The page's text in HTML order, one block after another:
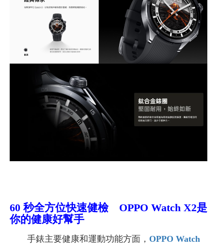
60 秒全方位快速健檢 OPPO Watch X2是
你的健康好幫手
手錶主要健康和運動功能方面， OPPO Watch